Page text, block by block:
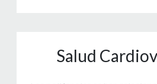
Salud